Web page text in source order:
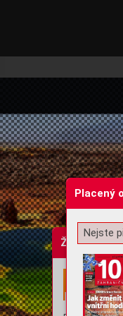
Žádost o
Placený
Nejste